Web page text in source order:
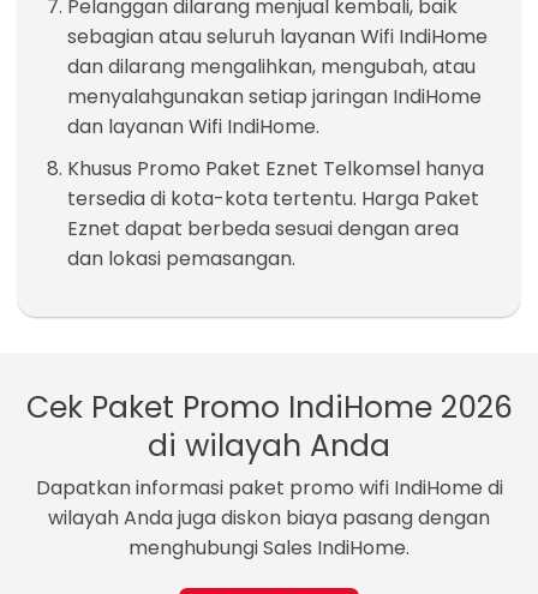
Pelanggan dilarang menjual kembali, baik
sebagian atau seluruh layanan Wifi IndiHome
dan dilarang mengalihkan, mengubah, atau
menyalahgunakan setiap jaringan IndiHome
dan layanan Wifi IndiHome.
Khusus Promo Paket Eznet Telkomsel hanya
tersedia di kota-kota tertentu. Harga Paket
Eznet dapat berbeda sesuai dengan area
dan lokasi pemasangan.
Cek Paket Promo IndiHome 2026
di wilayah Anda
Dapatkan informasi paket promo wifi IndiHome di
wilayah Anda juga diskon biaya pasang dengan
menghubungi Sales IndiHome.